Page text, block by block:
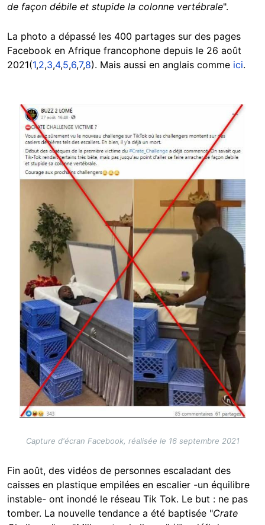
de façon débile et stupide la colonne vertébrale".
La photo a dépassé les 400 partages sur des pages
Facebook en Afrique francophone depuis le 26 août
2021(1,2,3,4,5,6,7,8). Mais aussi en anglais comme ici.
Image
Capture d'écran Facebook, réalisée le 16 septembre 2021
Fin août, des vidéos de personnes escaladant des
caisses en plastique empilées en escalier -un équilibre
instable- ont inondé le réseau Tik Tok. Le but : ne pas
tomber. La nouvelle tendance a été baptisée "Crate